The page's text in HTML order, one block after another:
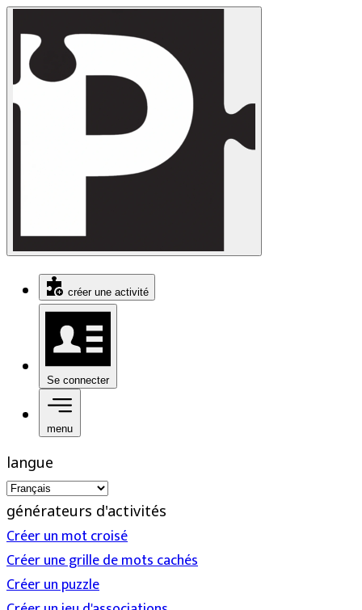
créer une activité
Se connecter
menu
langue
générateurs d'activités
Créer un mot croisé
Créer une grille de mots cachés
Créer un puzzle